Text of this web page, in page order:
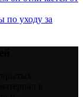
по уходу за